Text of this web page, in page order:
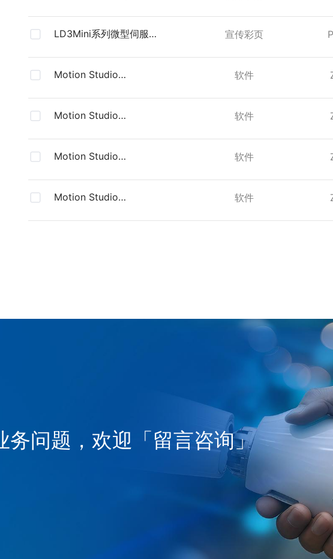
LD3Mini系列微型伺服驱
宣传彩页
Motion Studio
软件
Motion Studio
软件
Motion Studio
软件
Motion Studio
软件
务问题，欢迎「留言咨询」